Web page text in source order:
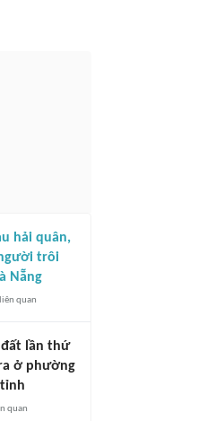
hải quân,
trôi
Nẵng
liên quan
đất lần thứ
ở phường
quan